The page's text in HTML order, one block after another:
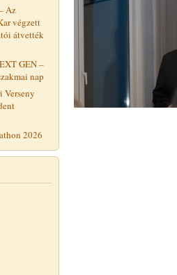
Az
végzett
átvették
GEN –
nap
Verseny
2026